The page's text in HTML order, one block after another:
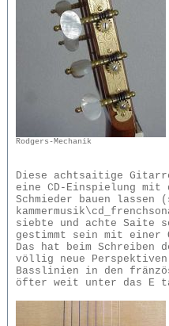
Rodgers-Mechanik
Diese achtsaitige
eine CD-Einspielung
Schmieder bauen
siebte und achte Saite
gestimmt sein mit einer
Das hat beim Schreiben
völlig neue
Basslinien in den
öfter weit unter das E